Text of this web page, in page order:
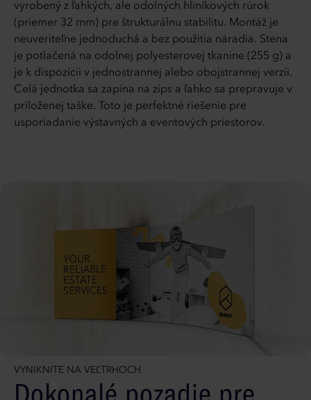
vyrobený z ľahkých, ale odolných hliníkových rúrok
(priemer 32 mm) pre štrukturálnu stabilitu. Montáž je
neuveriteľne jednoduchá a bez použitia náradia. Stena
je potlačená na odolnej polyesterovej tkanine (255 g) a
je k dispozícii v jednostrannej alebo obojstrannej verzii.
Celá jednotka sa zapína na zips a ľahko sa prepravuje v
priloženej taške. Toto je perfektné riešenie pre
usporiadanie výstavných a eventových priestorov.
VYNIKNITE NA VEĽTRHOCH